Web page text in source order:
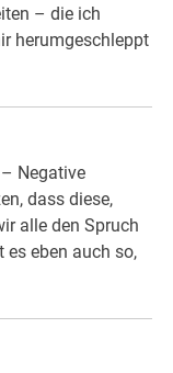
– die ich
herumgeschleppt
Negative
dass diese,
alle den Spruch
es eben auch so,